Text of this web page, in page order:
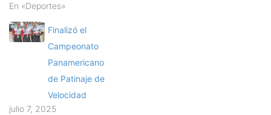
En «Deportes»
Finalizó el
Campeonato
Panamericano
de Patinaje de
Velocidad
julio 7, 2025